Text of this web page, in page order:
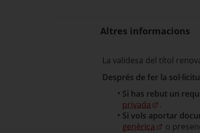
Altres informacions
La validesa del títol
Després de fer la
Si has rebut un
privada
.
Si vols aportar
genèrica
o